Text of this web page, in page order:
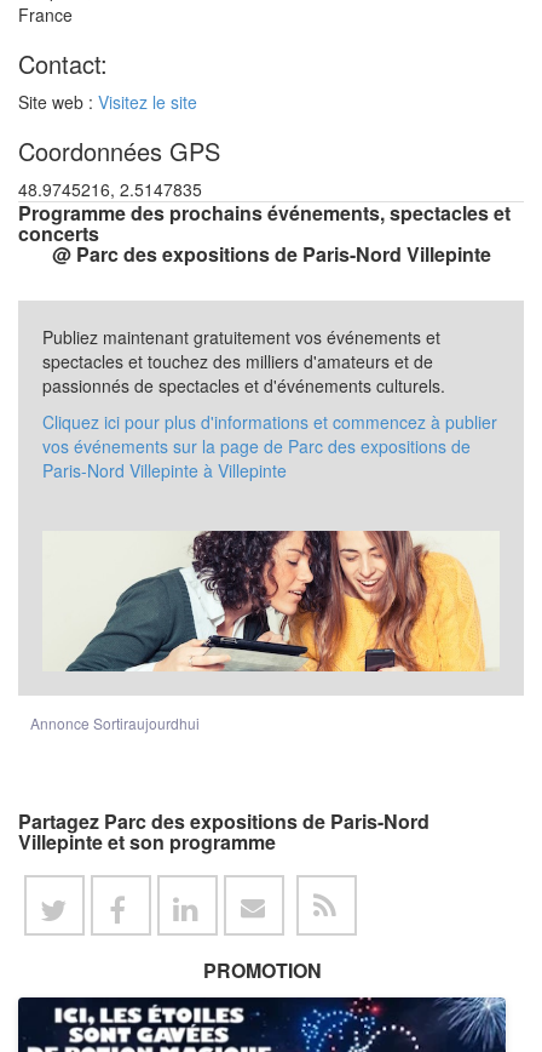
France
Contact:
Site web : Visitez le site
Coordonnées GPS
48.9745216, 2.5147835
Programme des prochains événements, spectacles et
concerts
@ Parc des expositions de Paris-Nord Villepinte
Publiez maintenant gratuitement vos événements et
spectacles et touchez des milliers d'amateurs et de
passionnés de spectacles et d'événements culturels.
Cliquez ici pour plus d'informations et commencez à publier
vos événements sur la page de Parc des expositions de
Paris-Nord Villepinte à Villepinte
Annonce Sortiraujourdhui
Partagez Parc des expositions de Paris-Nord
Villepinte et son programme
PROMOTION